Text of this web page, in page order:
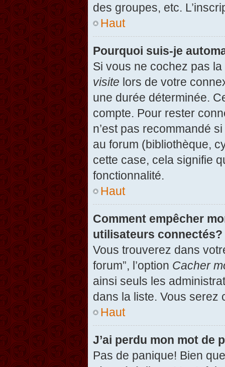
des groupes, etc.
Haut
Pourquoi suis-je
Si vous ne cochez pas
visite lors de votre
une durée déterminée.
compte. Pour rester
n’est pas recommandé
au forum (bibliothèque,
cette case, cela signifie
fonctionnalité.
Haut
Comment empêcher
utilisateurs connectés?
Vous trouverez dans
forum”, l’option Cacher
ainsi seuls les
dans la liste. Vous serez
Haut
J’ai perdu mon mot de
Pas de panique! Bien